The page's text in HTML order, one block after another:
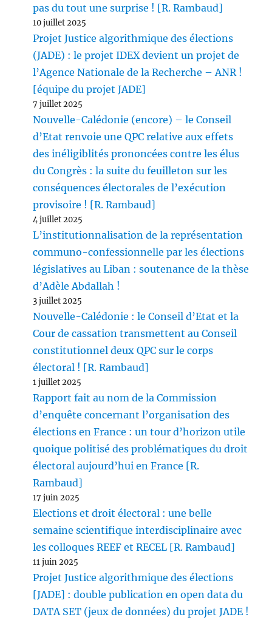
pas du tout une surprise ! [R. Rambaud]
10 juillet 2025
Projet Justice algorithmique des élections
(JADE) : le projet IDEX devient un projet de
l’Agence Nationale de la Recherche – ANR !
[équipe du projet JADE]
7 juillet 2025
Nouvelle-Calédonie (encore) – le Conseil
d’Etat renvoie une QPC relative aux effets
des inéligiblités prononcées contre les élus
du Congrès : la suite du feuilleton sur les
conséquences électorales de l’exécution
provisoire ! [R. Rambaud]
4 juillet 2025
L’institutionnalisation de la représentation
communo-confessionnelle par les élections
législatives au Liban : soutenance de la thèse
d’Adèle Abdallah !
3 juillet 2025
Nouvelle-Calédonie : le Conseil d’Etat et la
Cour de cassation transmettent au Conseil
constitutionnel deux QPC sur le corps
électoral ! [R. Rambaud]
1 juillet 2025
Rapport fait au nom de la Commission
d’enquête concernant l’organisation des
élections en France : un tour d’horizon utile
quoique politisé des problématiques du droit
électoral aujourd’hui en France [R.
Rambaud]
17 juin 2025
Elections et droit électoral : une belle
semaine scientifique interdisciplinaire avec
les colloques REEF et RECEL [R. Rambaud]
11 juin 2025
Projet Justice algorithmique des élections
[JADE] : double publication en open data du
DATA SET (jeux de données) du projet JADE !